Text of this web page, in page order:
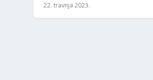
22. travnja 2023.